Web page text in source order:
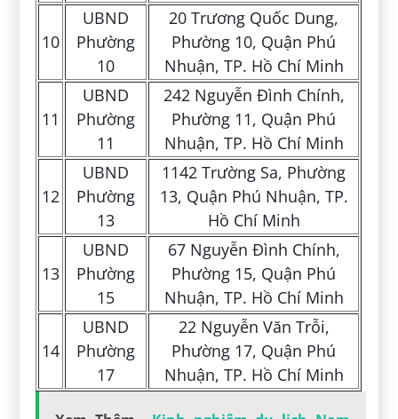
10
UBND
Phường
10
20 Trương Quốc Dung,
Phường 10, Quận Phú
Nhuận, TP. Hồ Chí Minh
11
UBND
Phường
11
242 Nguyễn Đình Chính,
Phường 11, Quận Phú
Nhuận, TP. Hồ Chí Minh
12
UBND
Phường
13
1142 Trường Sa, Phường
13, Quận Phú Nhuận, TP.
Hồ Chí Minh
13
UBND
Phường
15
67 Nguyễn Đình Chính,
Phường 15, Quận Phú
Nhuận, TP. Hồ Chí Minh
14
UBND
Phường
17
22 Nguyễn Văn Trỗi,
Phường 17, Quận Phú
Nhuận, TP. Hồ Chí Minh